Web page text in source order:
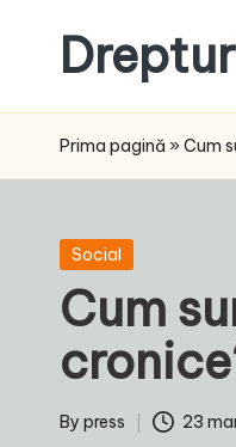
contentDrepturile
Sociale:
Ta,
Schimbarea
Noastră!
Prima pagină » Cum
Posted
Social
Cum
Posted
By press 23